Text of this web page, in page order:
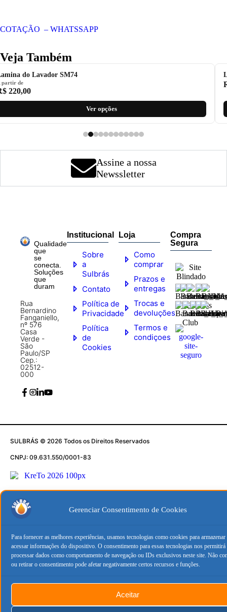
Gerenciar Consentimento de Cookies
Para fornecer as melhores experiências, usamos tecnologias como cookies para armazenar
acessar informações do dispositivo. O consentimento para essas tecnologias nos permitirá
processar dados como comportamento de navegação ou IDs exclusivos neste site. Não
ou retirar o consentimento pode afetar negativamente certos recursos e funções.
Aceitar
COTAÇÃO – WHATSSAPP
Veja Também
do Lavador SM74
partir de
220,00
Ver opções
Assine a nossa
Newssletter
Qualidade
que
se
conecta.
Soluções
que
duram
Rua
Bernardino
Fanganiello,
nº 576
Casa
Verde -
São
Paulo/SP
Cep.:
02512-
000
Institucional
Sobre
a
Sulbrás
Contato
Política de
Privacidade
Política
de
Cookies
Loja
Como
comprar
Prazos e
entregas
Trocas e
devoluções
Termos e
condiçoes
Compra
Segura
SULBRÁS © 2026 Todos os Direitos Reservados
CNPJ: 09.631.550/0001-83